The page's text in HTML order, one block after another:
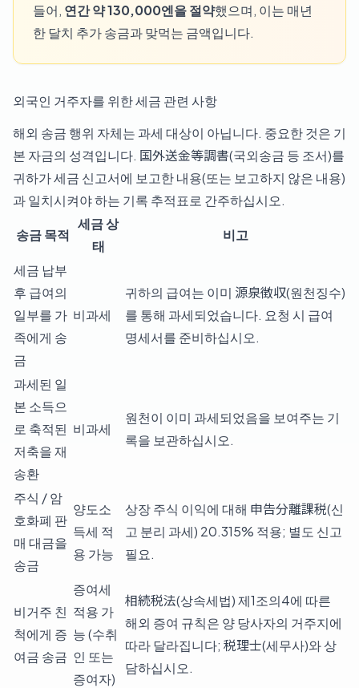
들어, 연간 약 130,000엔을 절약했으며, 이는 매년
한 달치 추가 송금과 맞먹는 금액입니다.
외국인 거주자를 위한 세금 관련 사항
해외 송금 행위 자체는 과세 대상이 아닙니다. 중요한 것은 기
본 자금의 성격입니다. 国外送金等調書(국외송금 등 조서)를
귀하가 세금 신고서에 보고한 내용(또는 보고하지 않은 내용)
과 일치시켜야 하는 기록 추적표로 간주하십시오.
송금 목적
세금 상
태
비고
세금 납부
후 급여의
일부를 가
족에게 송
금
비과세
귀하의 급여는 이미 源泉徴収(원천징수)
를 통해 과세되었습니다. 요청 시 급여
명세서를 준비하십시오.
과세된 일
본 소득으
로 축적된
저축을 재
송환
비과세
원천이 이미 과세되었음을 보여주는 기
록을 보관하십시오.
주식 / 암
호화폐 판
매 대금을
송금
양도소
득세 적
용 가능
상장 주식 이익에 대해 申告分離課税(신
고 분리 과세) 20.315% 적용; 별도 신고
필요.
비거주 친
척에게 증
여금 송금
증여세
적용 가
능 (수취
인 또는
증여자)
相続税法(상속세법) 제1조의4에 따른
해외 증여 규칙은 양 당사자의 거주지에
따라 달라집니다; 税理士(세무사)와 상
담하십시오.